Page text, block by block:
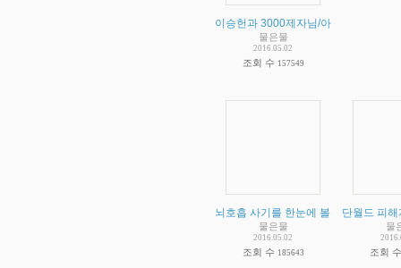
이승헌과 3000제자님/아자아자
물은물
2016.05.02
조회 수 157549
뇌호흡 사기를 한눈에 볼수있는 이승
물은물
2016.05.02
조회 수 185643
단월드 피
물
조회